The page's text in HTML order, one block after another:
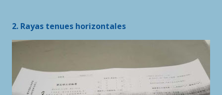
2. Rayas tenues horizontales